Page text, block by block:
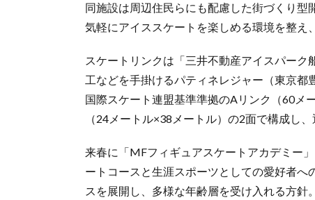
同施設は周辺住民らにも配慮した街づくり型
気軽にアイススケートを楽しめる環境を整え
スケートリンクは「三井不動産アイスパー
工などを手掛けるパティネレジャー（東京都
国際スケート連盟基準準拠のAリンク（60メ
（24メートル×38メートル）の2面で構成し、
来春に「MFフィギュアスケートアカデミー
ートコースと生涯スポーツとしての愛好者
スを展開し、多様な年齢層を受け入れる方針。